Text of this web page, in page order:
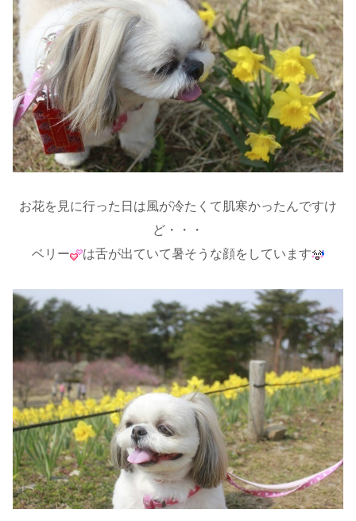
お花を見に行った日は風が冷たくて肌寒かったんですけ
ど・・・
ベリー
は舌が出ていて暑そうな顔をしています